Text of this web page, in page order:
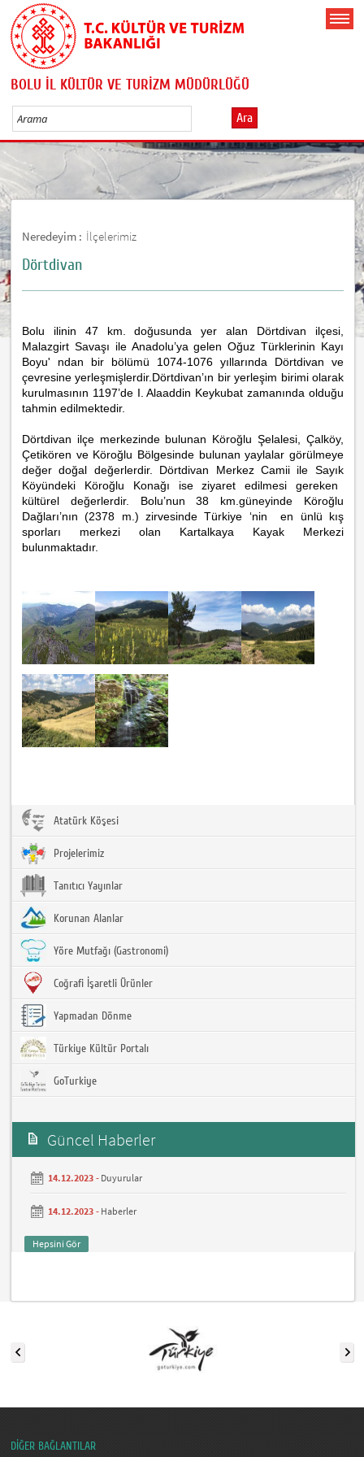
BOLU İL KÜLTÜR VE TURİZM MÜDÜRLÜĞÜ
Ara
Neredeyim : İlçelerimiz
Dörtdivan
Bolu ilinin 47 km. doğusunda yer alan Dörtdivan ilçesi,
Malazgirt Savaşı ile Anadolu’ya gelen Oğuz Türklerinin Kayı
Boyu' ndan bir bölümü 1074-1076 yıllarında Dörtdivan ve
çevresine yerleşmişlerdir. Dörtdivan’ın bir yerleşim birimi olarak
kurulmasının 1197’de I.Alaaddin Keykubat zamanında olduğu
tahmin edilmektedir.
Dörtdivan ilçe merkezinde bulunan Köroğlu Şelalesi, Çalköy,
Çetikören ve Köroğlu Bölgesinde bulunan yaylalar görülmeye
değer doğal değerlerdir. Dörtdivan Merkez Camii ile Sayık
Köyündeki Köroğlu Konağı ise ziyaret edilmesi gereken
kültürel değerlerdir. Bolu’nun 38 km.güneyinde Köroğlu
Dağları’nın (2378 m.) zirvesinde Türkiye ‘nin en ünlü kış
sporları merkezi olan Kartalkaya Kayak Merkezi
bulunmaktadır.
Atatürk Köşesi
Projelerimiz
Tanıtıcı Yayınlar
Korunan Alanlar
Yöre Mutfağı (Gastronomi)
Coğrafi İşaretli Ürünler
Yapmadan Dönme
Türkiye Kültür Portalı
GoTurkiye
Güncel Haberler
14.12.2023 - Duyurular
14.12.2023 - Haberler
Hepsini Gör
DİĞER BAĞLANTILAR